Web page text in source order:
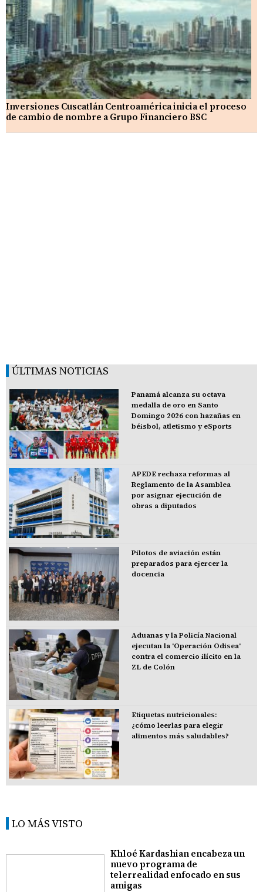
Inversiones Cuscatlán Centroamérica inicia el proceso
de cambio de nombre a Grupo Financiero BSC
ÚLTIMAS NOTICIAS
Panamá alcanza su octava
medalla de oro en Santo
Domingo 2026 con hazañas en
béisbol, atletismo y eSports
APEDE rechaza reformas al
Reglamento de la Asamblea
por asignar ejecución de
obras a diputados
Pilotos de aviación están
preparados para ejercer la
docencia
Aduanas y la Policía Nacional
ejecutan la 'Operación Odisea'
contra el comercio ilícito en la
ZL de Colón
Etiquetas nutricionales:
¿cómo leerlas para elegir
alimentos más saludables?
LO MÁS VISTO
Khloé Kardashian encabeza un
nuevo programa de
telerrealidad enfocado en sus
amigas